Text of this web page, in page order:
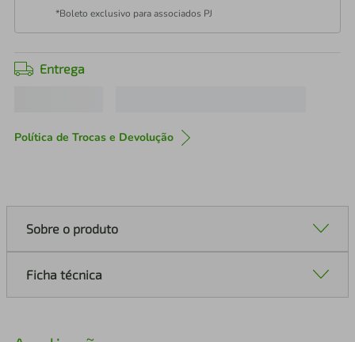
*Boleto exclusivo para associados PJ
Entrega
Política de Trocas e Devolução
Sobre o produto
Ficha técnica